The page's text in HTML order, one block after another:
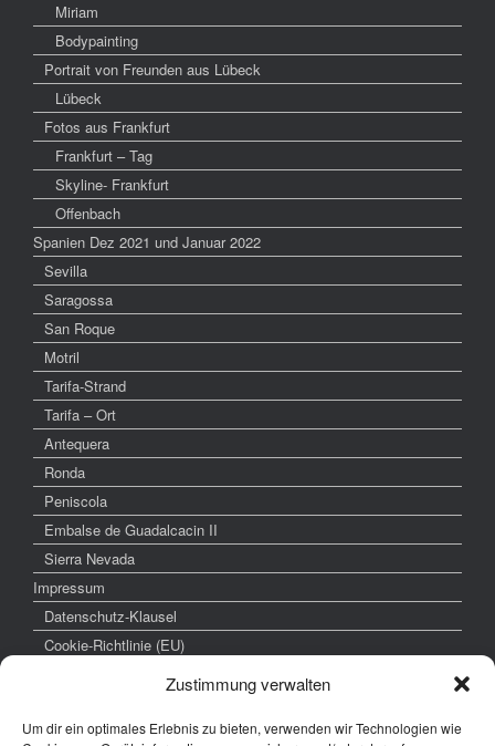
Zustimmung verwalten
Um dir ein optimales Erlebnis zu bieten, verwenden wir Technologien wie
Miriam
Bodypainting
Portrait von Freunden aus Lübeck
Lübeck
Fotos aus Frankfurt
Frankfurt – Tag
Skyline- Frankfurt
Offenbach
Spanien Dez 2021 und Januar 2022
Sevilla
Saragossa
San Roque
Motril
Tarifa-Strand
Tarifa – Ort
Antequera
Ronda
Peniscola
Embalse de Guadalcacin II
Sierra Nevada
Impressum
Datenschutz-Klausel
Cookie-Richtlinie (EU)
weitere interessante Links